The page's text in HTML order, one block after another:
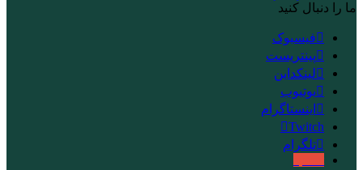
ما را دنبال کنید
فیسبوک
پینتریست
لینکداین
یوتیوب
اینستاگرام
Twitch
تلگرام